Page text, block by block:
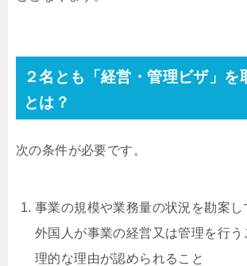
２名とも「経営・管理ビザ」を
とは？
次の条件が必要です。
事業の規模や業務量の状況を勘案
外国人が事業の経営又は管理を行う
理的な理由が認められること